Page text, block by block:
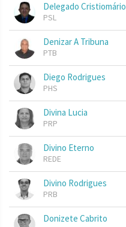
Delegado Cristiomário
PSL
Denizar A Tribuna
PTB
Diego Rodrigues
PHS
Divina Lucia
PRP
Divino Eterno
REDE
Divino Rodrigues
PRB
Donizete Cabrito